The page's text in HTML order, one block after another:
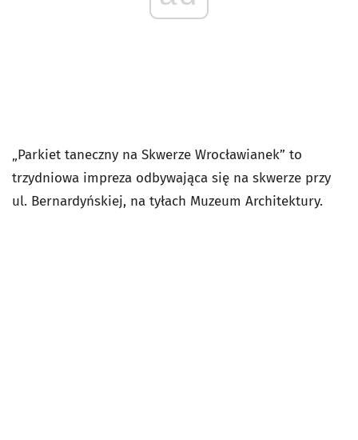
„Parkiet taneczny na Skwerze Wrocławianek” to
trzydniowa impreza odbywająca się na skwerze przy
ul. Bernardyńskiej, na tyłach Muzeum Architektury.